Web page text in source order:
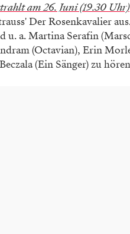
am 26. Juni (19.30 Uhr)
Der Rosenkavalier
u. a. Martina Serafin
(Octavian), Erin
(Ein Sänger) zu